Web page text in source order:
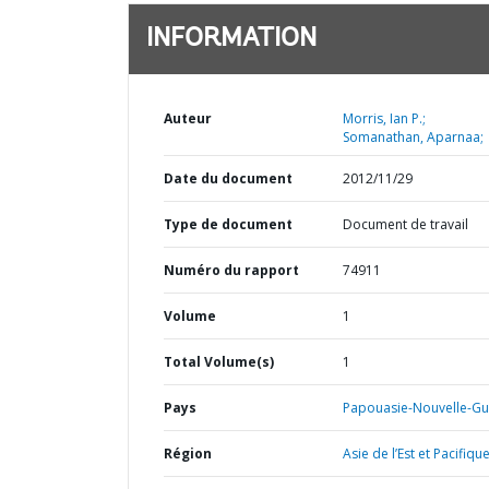
INFORMATION
Auteur
Morris, Ian P.;
Somanathan, Aparnaa;
Date du document 2012/11/29
Type de document Document de travail
Numéro du rapport 74911
Volume 1
Total Volume(s) 1
Pays Papouasie-Nouvelle-
Région Asie de l’Est et